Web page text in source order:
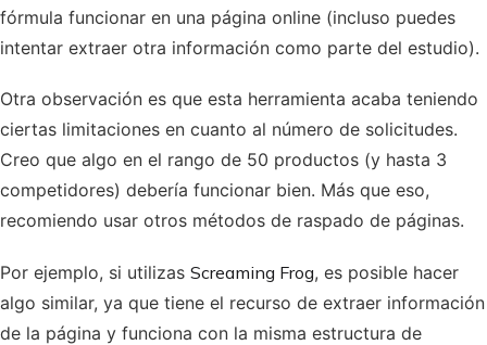
fórmula funcionar en una página online (incluso puedes
intentar extraer otra información como parte del estudio).
Otra observación es que esta herramienta acaba teniendo
ciertas limitaciones en cuanto al número de solicitudes.
Creo que algo en el rango de 50 productos (y hasta 3
competidores) debería funcionar bien. Más que eso,
recomiendo usar otros métodos de raspado de páginas.
Por ejemplo, si utilizas Screaming Frog, es posible hacer
algo similar, ya que tiene el recurso de extraer información
de la página y funciona con la misma estructura de